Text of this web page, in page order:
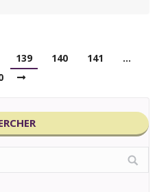
139 140 141
…